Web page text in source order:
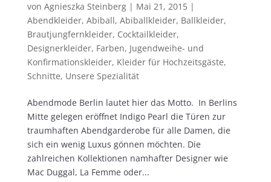
von Agnieszka Steinberg| Mai 21, 2015|
Abendkleider, Abiball, Abiballkleider, Ballkleider,
Brautjungfernkleider, Cocktailkleider,
Designerkleider, Farben, Jugendweihe- und
Konfirmationskleider, Kleider für Hochzeitsgäste,
Schnitte, Unsere Spezialität
Abendmode Berlin lautet hier das Motto. In Berlins
Mitte gelegen eröffnet Indigo Pearl die Türen zur
traumhaften Abendgarderobe für alle Damen, die
sich ein wenig Luxus gönnen möchten. Die
zahlreichen Kollektionen namhafter Designer wie
Mac Duggal, La Femme oder...